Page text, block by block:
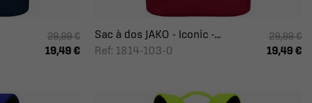
29,99 €
19,49 €
Sac à dos JAKO - Iconic -...
Ref: 1814-103-0
29,99 €
19,49 €